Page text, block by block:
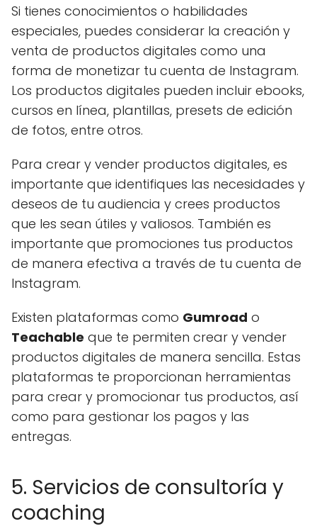
Si tienes conocimientos o habilidades
especiales, puedes considerar la creación y
venta de productos digitales como una
forma de monetizar tu cuenta de Instagram.
Los productos digitales pueden incluir ebooks,
cursos en línea, plantillas, presets de edición
de fotos, entre otros.
Para crear y vender productos digitales, es
importante que identifiques las necesidades y
deseos de tu audiencia y crees productos
que les sean útiles y valiosos. También es
importante que promociones tus productos
de manera efectiva a través de tu cuenta de
Instagram.
Existen plataformas como Gumroad o
Teachable que te permiten crear y vender
productos digitales de manera sencilla. Estas
plataformas te proporcionan herramientas
para crear y promocionar tus productos, así
como para gestionar los pagos y las
entregas.
5. Servicios de consultoría y
coaching